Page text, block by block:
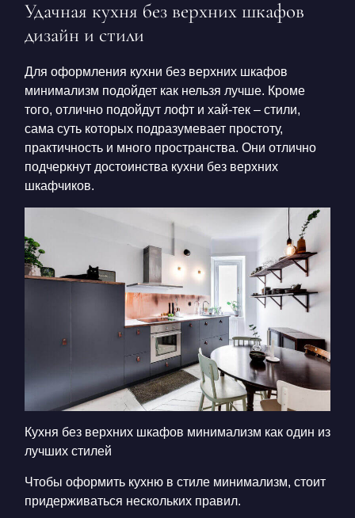
Удачная кухня без верхних шкафов
дизайн и стили
Для оформления кухни без верхних шкафов
минимализм подойдет как нельзя лучше. Кроме
того, отлично подойдут лофт и хай-тек – стили,
сама суть которых подразумевает простоту,
практичность и много пространства. Они отлично
подчеркнут достоинства кухни без верхних
шкафчиков.
Кухня без верхних шкафов минимализм как один из
лучших стилей
Чтобы оформить кухню в стиле минимализм, стоит
придерживаться нескольких правил.